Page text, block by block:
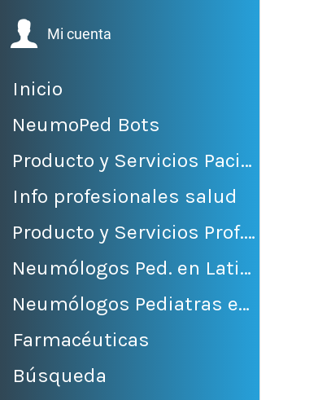
Mi cuenta
Inicio
NeumoPed Bots
Producto y Servicios Pacientes
Info profesionales salud
Producto y Servicios Prof. Salud
Neumólogos Ped. en LatinoAmérica
Neumólogos Pediatras en México
Farmacéuticas
Búsqueda